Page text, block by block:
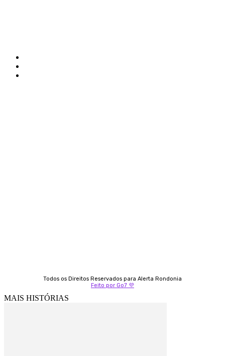
Todos os Direitos Reservados para Alerta Rondonia
Feito por Go7 💜
MAIS HISTÓRIAS